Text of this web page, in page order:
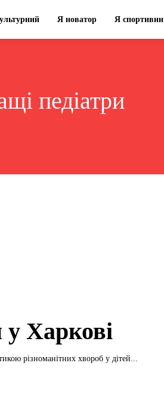
Я новатор Я
педіатри
у Харкові
різноманітних хвороб у дітей...